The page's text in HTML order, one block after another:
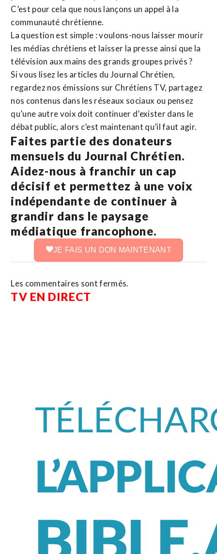
C’est pour cela que nous lançons un appel à la
communauté chrétienne.
La question est simple : voulons-nous laisser mourir
les médias chrétiens et laisser la presse ainsi que la
télévision aux mains des grands groupes privés ?
Si vous lisez les articles du Journal Chrétien,
regardez nos émissions sur Chrétiens TV, partagez
nos contenus dans les réseaux sociaux ou pensez
qu’une autre voix doit continuer d’exister dans le
débat public, alors c’est maintenant qu’il faut agir.
Faites partie des donateurs
mensuels du Journal Chrétien.
Aidez-nous à franchir un cap
décisif et permettez à une voix
indépendante de continuer à
grandir dans le paysage
médiatique francophone.
JE FAIS UN DON MAINTENANT
Les commentaires sont fermés.
TV EN DIRECT